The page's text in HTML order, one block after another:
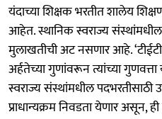
यंदाच्या शिक्षक भरतीत शालेय
आहेत. स्थानिक स्वराज्य संस्थांमधील
मुलाखतीची अट नसणार आहे.
अर्हतेच्या गुणांवरून त्यांच्या
स्वराज्य संस्थांमधील पदभरतीसाठी
प्राधान्यक्रम निवडता येणार असून,